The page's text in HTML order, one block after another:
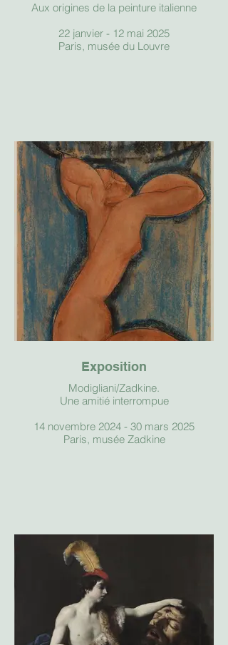
Aux origines de la peinture italienne
22 janvier - 12 mai 2025
Paris, musée du Louvre
Exposition
Modigliani/Zadkine.
Une amitié interrompue
14 novembre 2024 - 30 mars 2025
Paris, musée Zadkine